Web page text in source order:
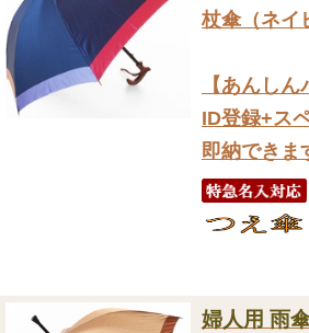
杖傘（ネイ
【あんしん
ID登録+ス
即納できま
婦人用 雨